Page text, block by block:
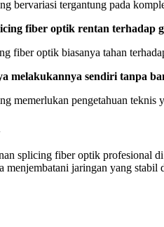
bervariasi tergantung pada
fiber optik rentan terhadap
fiber optik biasanya tahan
melakukannya sendiri tanpa
memerlukan pengetahuan
splicing fiber optik profesional
menjembatani jaringan yang